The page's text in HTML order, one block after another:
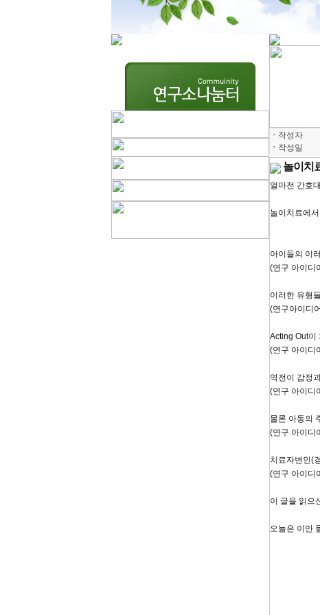
ㆍ 작성자
ㆍ 작성일
놀이치
얼마전 간호
놀이치료에
아이들의 이
(연구 아이디
이러한 유형
(연구아이디
Acting Out이
(연구 아이디
역전이 감정
(연구 아이디
물론 아동의
(연구 아이디
치료자변인(
(연구 아이디
이 글을 읽으
오늘은 이만